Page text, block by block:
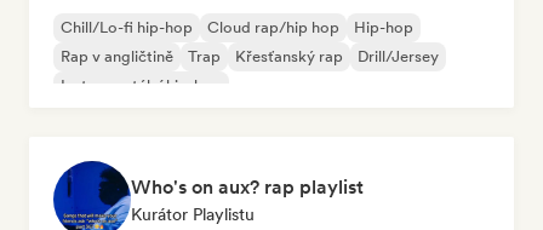
Chill/Lo-fi hip-hop Cloud rap/hip hop
Hip-hop
Rap v angličtině
Trap Křesťanský rap
Drill/Jersey
Instrumentální hip-hop
Who's on aux? rap playlist
Kurátor Playlistu